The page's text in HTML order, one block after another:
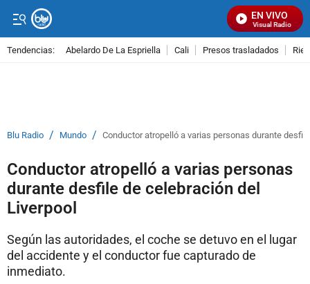
EN VIVO
Señal Visual Radio
Tendencias: Abelardo De La Espriella Cali Presos trasladados
Blu Radio / Mundo / Conductor atropelló a varias personas durante
Conductor atropelló a varias personas
durante desfile de celebración del
Liverpool
Según las autoridades, el coche se detuvo en el lugar
del accidente y el conductor fue capturado de
inmediato.